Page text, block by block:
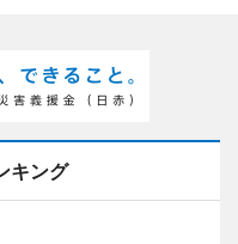
キング